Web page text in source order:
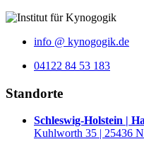
info @ kynogogik.de
04122 84 53 183
Standorte
Schleswig-Holstein |
Kuhlworth 35 | 25436